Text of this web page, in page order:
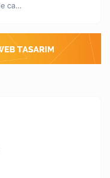
Encodez toute chaîne de caractères saisie en Base64.